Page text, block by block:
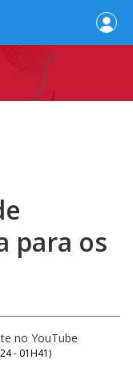
para os
no YouTube
- 01H41)